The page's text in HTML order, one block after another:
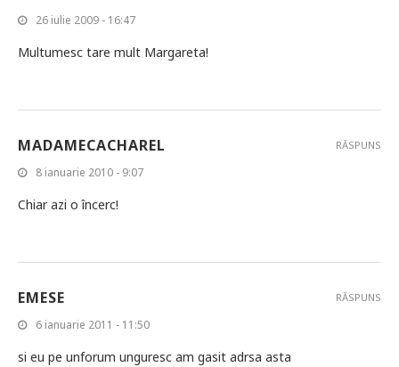
26 iulie 2009 - 16:47
Multumesc tare mult Margareta!
MADAMECACHAREL
8 ianuarie 2010 - 9:07
Chiar azi o încerc!
RĂSPUNS
EMESE
6 ianuarie 2011 - 11:50
si eu pe unforum unguresc am gasit adrsa asta
RĂSPUNS